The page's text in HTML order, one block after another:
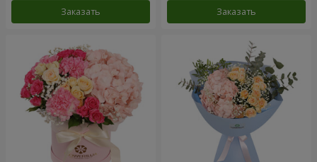
Заказать Заказать